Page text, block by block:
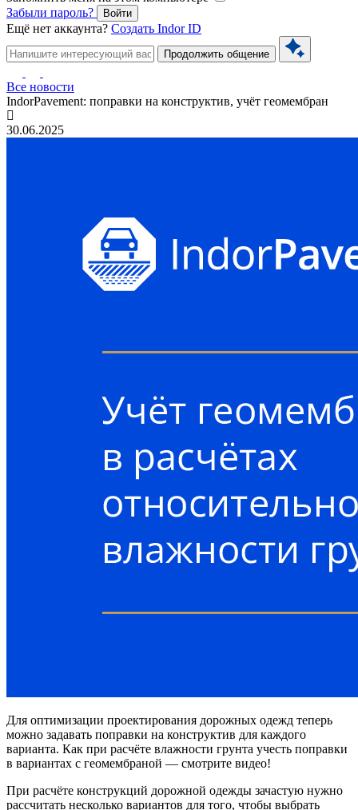
Забыли пароль?
Войти
Ещё нет аккаунта? Создать Indor ID
Продолжить общение
Все новости
IndorPavement: поправки на конструктив, учёт геомембран
30.06.2025
Для оптимизации проектирования дорожных одежд теперь
можно задавать поправки на конструктив для каждого
варианта. Как при расчёте влажности грунта учесть поправки
в вариантах с геомембраной — смотрите видео!
При расчёте конструкций дорожной одежды зачастую нужно
рассчитать несколько вариантов для того, чтобы выбрать